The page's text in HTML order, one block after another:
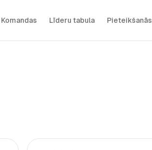
Komandas Līderu tabula Pieteikšanās